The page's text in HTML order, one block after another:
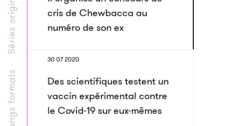
Longs formats
Séries originales
cris de Chewbacca au
numéro de son ex
30 07 2020
Des scientifiques testent un
vaccin expérimental contre
le Covid-19 sur eux-mêmes